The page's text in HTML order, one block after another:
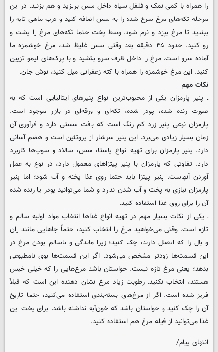
را همراه با کمی نمک و فلفل سیاه داخل سس بریزید و هم بزنید. در این
مرحله تکه‌های مرغ سرخ شده را به سس اضافه کنید و درب ماهی تابه را
ببندید تا مرغ بپزد و نرم شود. وسط پخت حتما تکه‌های مرغ را پشت و
رو کنید. حدود ۴۵ دقیقه بعد وقتی سس غلیظ شد، مرغ خوشمزه ما
آماده سرو است. مرغ را داخل ظرف سرو بکشید و با پرک‌های لیمو تزیین
کنید. این مرغ خوشمزه را همراه با کته زعفرانی میل کنید، نوش جان.
نکات مهم
ـ پنیر پارمزان یکی از محبوب‌ترین انواع پنیرهای ایتالیایی است که به
صورت رنده شده، پودر شده، تکه‌ای و ورقه‌ای در بازار موجود است.
پارمزان نوعی پنیر زرد کم رنگ است که بافت سستی دارد و فرآوری آن
زمان بسیار زیادی می‌برد. این پنیر سرشار از پروتئین است و هضم آسانی
دارد. پنیر پارمزان برای تهیه انواع پاستا، سس، سالاد و سوپ‌ها کاربرد
دارد. تفاوتی که پارمزان با پنیر پیتزاهای معمول دارد، در نوع به عمل
آوردن آنهاست. پنیر پیتزا باید حتما روی غذا پخته و آب شود؛ اما پنیر
پارمزان نیازی به پخت و آب شدن ندارد و شما می‌توانید پودر یا رنده شده
آن را برای روی غذا استفاده کنید.
ـ یکی از نکات بسیار مهم در تهیه انواع غذاها انتخاب مواد اولیه سالم و
تازه است. وقتی می‌خواهید مرغ را انتخاب کنید، حتماً جاهایی مانند ران
و بال را که اتصال دارند، چک کنید؛ زیرا ماندگی و ناسالم بودن مرغ در
این قسمت‌ها زودتر مشخص می‌شود. اگر این قسمت‌ها بوی نامطبوعی
بدهد؛ یعنی مرغ تازه نیست. حواستان باشد مرغ‌هایی را که خیلی خیس
هستند، انتخاب نکنید. رطوبت زیاد مرغ نشان دهنده این است که قبلاً
فریز شده است. اگر از مرغ‌های بسته‌بندی استفاده می‌کنید، حتما تاریخ
آن را چک کنید و حواستان باشد که خون‌آبه نداشته باشد. برای پخت این
غذا می‌توانید از فیله مرغ هم استفاده کنید.
انتهای پیام/